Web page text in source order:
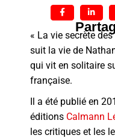
« La vie secrète
suit la vie de
qui vit en solitaire
française.
Il a été publié en
éditions Calmann
les critiques et les